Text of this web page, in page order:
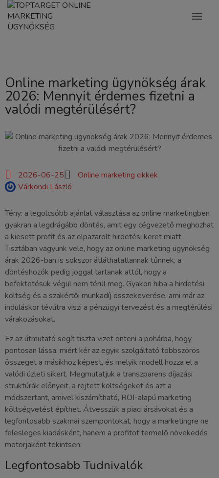
Online marketing ügynökség árak
2026: Mennyit érdemes fizetni a
valódi megtérülésért?
2026-06-25
Online marketing cikkek
Várkondi László
Tény: a legolcsóbb ajánlat választása az online marketingben
gyakran a legdrágább döntés, amit egy cégvezető meghozhat
a kiesett profit és az elpazarolt hirdetési keret miatt.
Tisztában vagyunk vele, hogy az online marketing ügynökség
árak 2026-ban is sokszor átláthatatlannak tűnnek, a
döntéshozók pedig joggal tartanak attól, hogy a
befektetésük végül nem térül meg. Gyakori hiba a hirdetési
költség és a szakértői munkadíj összekeverése, ami már az
induláskor tévútra viszi a pénzügyi tervezést és a megtérülési
várakozásokat.
Ez az útmutató segít tiszta vizet önteni a pohárba, hogy
pontosan lássa, miért kér az egyik szolgáltató többszörös
összeget a másikhoz képest, és melyik modell hozza el a
valódi üzleti sikert. Megmutatjuk a transzparens díjazási
struktúrák előnyeit, a rejtett költségeket és azt a
módszertant, amivel kiszámítható, ROI-alapú marketing
költségvetést építhet. Átvesszük a piaci ársávokat és a
legfontosabb szakmai szempontokat, hogy a marketingre ne
felesleges kiadásként, hanem a profitot termelő növekedés
motorjaként tekintsen.
Legfontosabb Tudnivalók